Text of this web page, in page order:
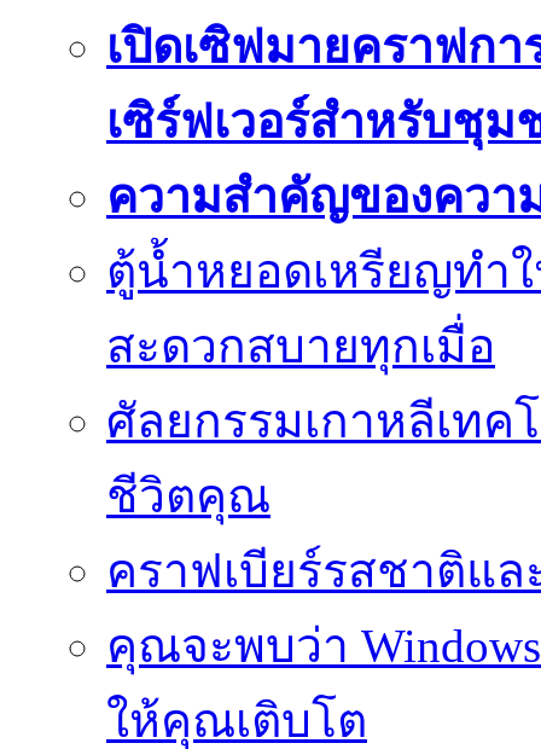
เปิดเซิฟมายคราฟกา
เซิร์ฟเวอร์สำหรับชุม
ความสำคัญของควา
ตู้น้ำหยอดเหรียญทำ
สะดวกสบายทุกเมื่อ
ศัลยกรรมเกาหลีเท
ชีวิตคุณ
คราฟเบียร์รสชาติแ
คุณจะพบว่า
ให้คุณเติบโต